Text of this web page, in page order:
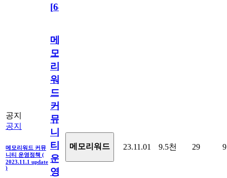
[64
공지
공지
메모리워드 커뮤
니티 운영정책 (
2023.11.1 update
)
메
모
리
워
드
커
뮤
니
티
운
영
메모리워드 23.11.01 9.5천 29 9